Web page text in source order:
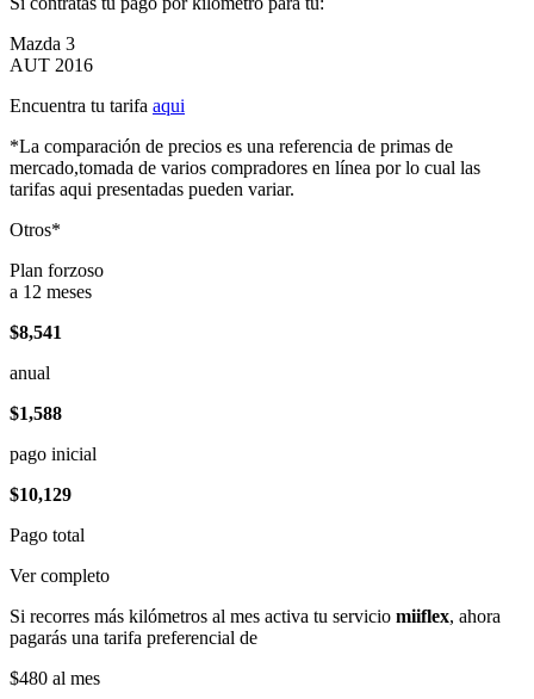
Mazda 3
AUT 2016
Encuentra tu tarifa aqui
*La comparación de precios es una referencia de primas de
mercado,tomada de varios compradores en línea por lo cual las
tarifas aqui presentadas pueden variar.
Otros*
Plan forzoso
a 12 meses
$8,541
anual
$1,588
pago inicial
$10,129
Pago total
Ver completo
Si recorres más kilómetros al mes activa tu servicio miiflex, ahora
pagarás una tarifa preferencial de
$480 al mes